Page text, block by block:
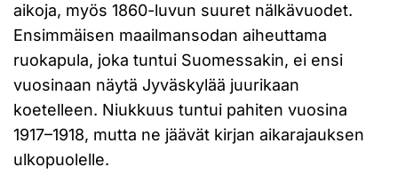
aikoja, myös 1860-luvun suuret nälkävuodet.
Ensimmäisen maailmansodan aiheuttama
ruokapula, joka tuntui Suomessakin, ei ensi
vuosinaan näytä Jyväskylää juurikaan
koetelleen. Niukkuus tuntui pahiten vuosina
1917–1918, mutta ne jäävät kirjan aikarajauksen
ulkopuolelle.